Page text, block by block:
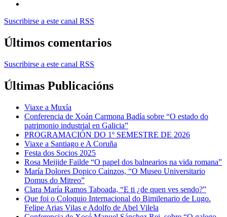
Suscribirse a este canal RSS
Últimos comentarios
Suscribirse a este canal RSS
Últimas Publicacións
Viaxe a Muxía
Conferencia de Xoán Carmona Badía sobre “O estado do
patrimonio industrial en Galicia”
PROGRAMACIÓN DO 1º SEMESTRE DE 2026
Viaxe a Santiago e A Coruña
Festa dos Socios 2025
Rosa Meijide Failde “O papel dos balnearios na vida romana”
María Dolores Dopico Cainzos, “O Museo Universitario
Domus do Mitreo”
Clara María Ramos Taboada, “E ti ¿de quen ves sendo?”
Que foi o Coloquio Internacional do Bimilenario de Lugo.
Felipe Arias Vilas e Adolfo de Abel Vilela